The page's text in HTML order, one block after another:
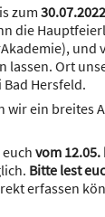
zum 30.07.2022
die
und
lassen. Ort
Hersfeld.
wir ein breites
vom 12.05.
Bitte lest
erfassen